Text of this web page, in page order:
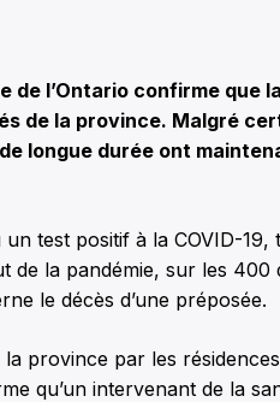
de l’Ontario confirme que
de la province. Malgré
longue durée ont
test positif à la COVID-
de la pandémie, sur les
le décès d’une préposée.
province par les
qu’un intervenant de la